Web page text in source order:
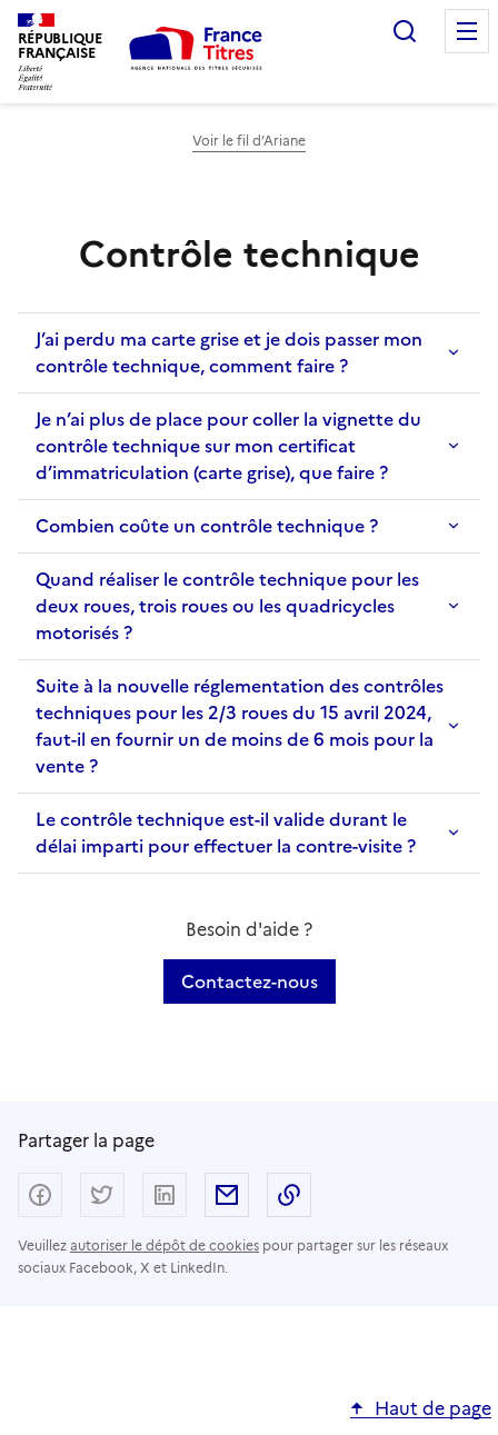
RÉPUBLIQUE
FRANÇAISE
Voir le fil d’Ariane
Contrôle technique
J’ai perdu ma carte grise et je dois passer mon
contrôle technique, comment faire ?
Je n’ai plus de place pour coller la vignette du
contrôle technique sur mon certificat
d’immatriculation (carte grise), que faire ?
Combien coûte un contrôle technique ?
Quand réaliser le contrôle technique pour les
deux roues, trois roues ou les quadricycles
motorisés ?
Suite à la nouvelle réglementation des contrôles
techniques pour les 2/3 roues du 15 avril 2024,
faut-il en fournir un de moins de 6 mois pour la
vente ?
Le contrôle technique est-il valide durant le
délai imparti pour effectuer la contre-visite ?
Besoin d'aide ?
Contactez-nous
Partager la page
Veuillez autoriser le dépôt de cookies pour partager sur les réseaux
sociaux Facebook, X et LinkedIn.
Partager sur Facebook
Partager sur Twitter
Partager sur LinkedIn
Partager par email
Haut de page